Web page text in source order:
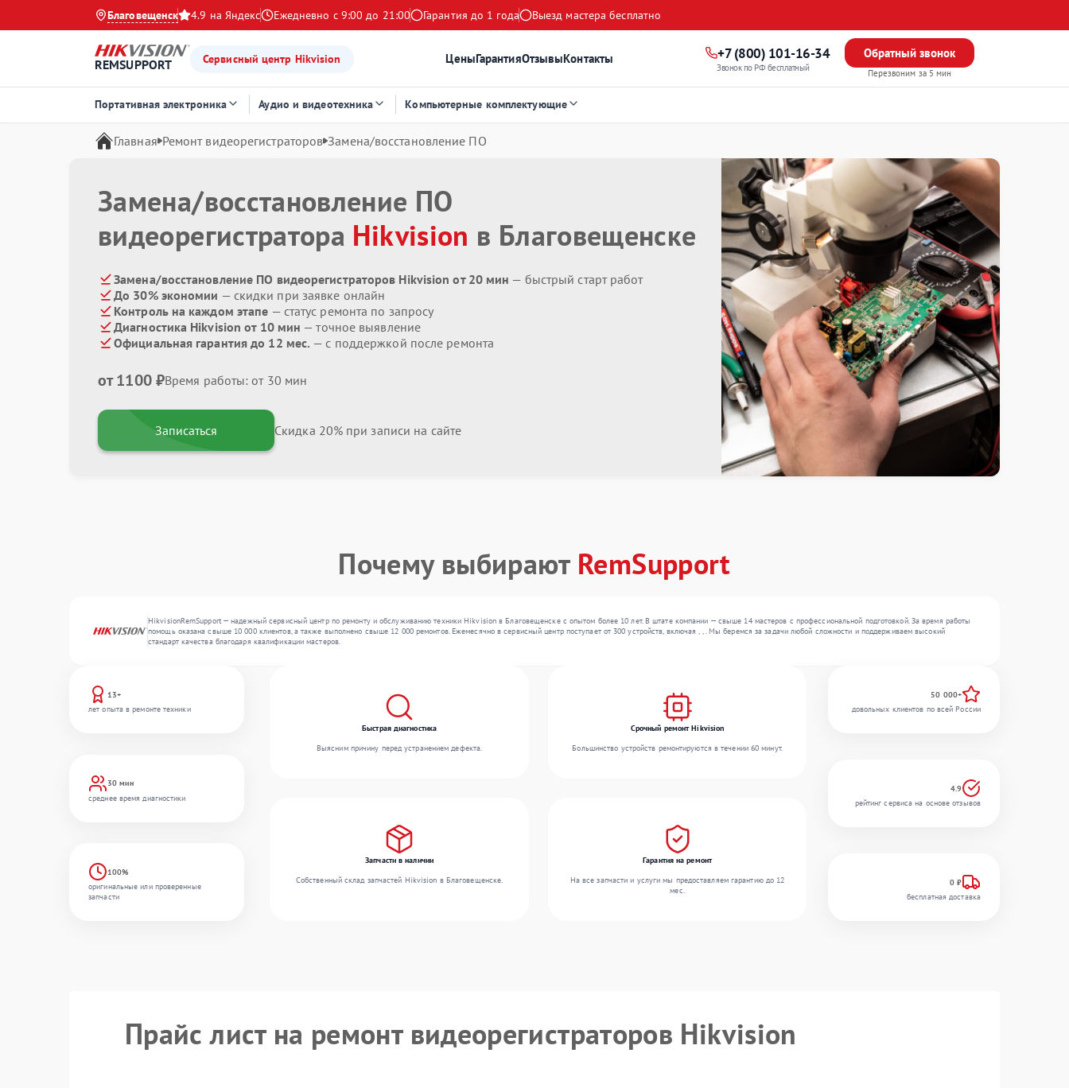
Благовещенск 4.9 на Яндекс Ежедневно с 9:00 до 21:00 Гарантия до 1 года Выезд мастера бесплатно
REMSUPPORT Сервисный центр Hikvision ЦеныГарантияОтзывыКонтакты +7 (800) 101-16-34
Звонок по РФ бесплатный
Обратный звонок
Перезвоним за 5 мин
Портативная электроника Аудио и видеотехника Компьютерные комплектующие
Главная Ремонт видеорегистраторов Замена/восстановление ПО
Замена/восстановление ПО
видеорегистратора Hikvision в Благовещенске
Замена/восстановление ПО видеорегистраторов Hikvision от 20 мин — быстрый старт работ
До 30% экономии — скидки при заявке онлайн
Контроль на каждом этапе — статус ремонта по запросу
Диагностика Hikvision от 10 мин — точное выявление
Официальная гарантия до 12 мес. — с поддержкой после ремонта
от 1100 ₽Время работы: от 30 мин
Записаться Скидка 20% при записи на сайте
Почему выбирают RemSupport
HikvisionRemSupport — надежный сервисный центр по ремонту и обслуживанию техники Hikvision в Благовещенске с опытом более 10 лет. В штате компании — свыше 14 мастеров с профессиональной подготовкой. За время работы
помощь оказана свыше 10 000 клиентов, а также выполнено свыше 12 000 ремонтов. Ежемесячно в сервисный центр поступает от 300 устройств, включая , , . Мы беремся за задачи любой сложности и поддерживаем высокий
стандарт качества благодаря квалификации мастеров.
13+
лет опыта в ремонте техники
30 мин
среднее время диагностики
100%
оригинальные или проверенные
запчасти
Быстрая диагностика
Выясним причину перед устранением дефекта.
Срочный ремонт Hikvision
Большинство устройств ремонтируются в течении 60 минут.
Запчасти в наличии
Собственный склад запчастей Hikvision в Благовещенске.
Гарантия на ремонт
На все запчасти и услуги мы предоставляем гарантию до 12
мес.
50 000+
довольных клиентов по всей России
4.9
рейтинг сервиса на основе отзывов
0 ₽
бесплатная доставка
Прайс лист на ремонт видеорегистраторов Hikvision